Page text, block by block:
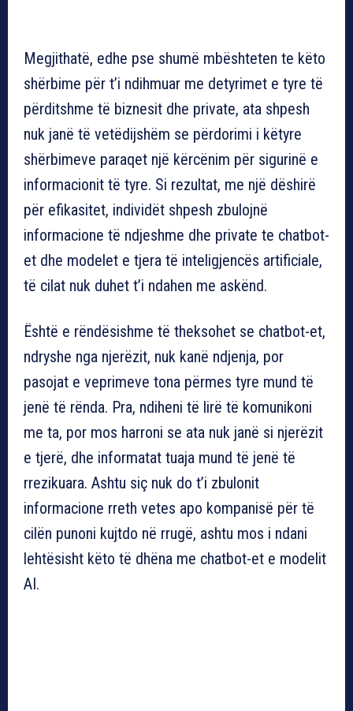
Megjithatë, edhe pse shumë mbështeten te këto
shërbime për t’i ndihmuar me detyrimet e tyre të
përditshme të biznesit dhe private, ata shpesh
nuk janë të vetëdijshëm se përdorimi i këtyre
shërbimeve paraqet një kërcënim për sigurinë e
informacionit të tyre. Si rezultat, me një dëshirë
për efikasitet, individët shpesh zbulojnë
informacione të ndjeshme dhe private te chatbot-
et dhe modelet e tjera të inteligjencës artificiale,
të cilat nuk duhet t’i ndahen me askënd.
Është e rëndësishme të theksohet se chatbot-et,
ndryshe nga njerëzit, nuk kanë ndjenja, por
pasojat e veprimeve tona përmes tyre mund të
jenë të rënda. Pra, ndiheni të lirë të komunikoni
me ta, por mos harroni se ata nuk janë si njerëzit
e tjerë, dhe informatat tuaja mund të jenë të
rrezikuara. Ashtu siç nuk do t’i zbulonit
informacione rreth vetes apo kompanisë për të
cilën punoni kujtdo në rrugë, ashtu mos i ndani
lehtësisht këto të dhëna me chatbot-et e modelit
AI.